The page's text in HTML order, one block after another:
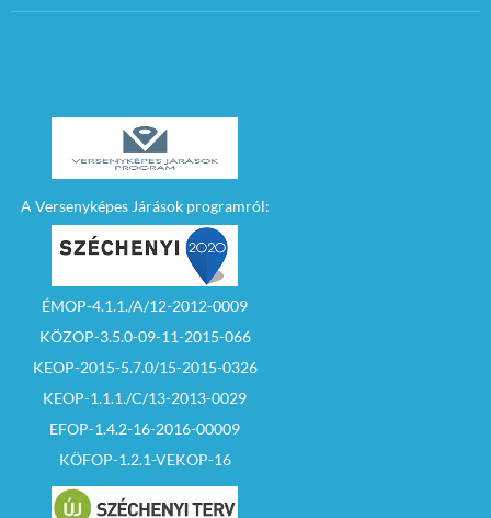
A Versenyképes Járások programról:
ÉMOP-4.1.1./A/12-2012-0009
KÖZOP-3.5.0-09-11-2015-066
KEOP-2015-5.7.0/15-2015-0326
KEOP-1.1.1./C/13-2013-0029
EFOP-1.4.2-16-2016-00009
KÖFOP-1.2.1-VEKOP-16